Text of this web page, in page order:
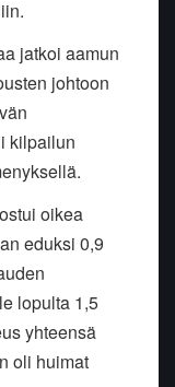
jatkoi aamun
johtoon
kilpailun
oikea
eduksi 0,9
lopulta 1,5
yhteensä
oli huimat